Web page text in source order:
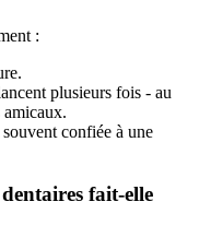
:
plusieurs fois - au
amicaux.
confiée à une
fait-elle